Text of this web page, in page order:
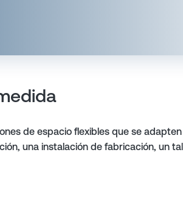
de espacio flexibles que se
una instalación de fabricación, un